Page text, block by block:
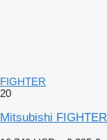
FIGHTER
20
Mitsubishi FIGHTER